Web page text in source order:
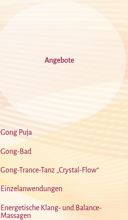
Angebote
Gong Puja
Gong-Bad
Gong-Trance-Tanz „Crystal-Flow“
Einzelanwendungen
Energetische Klang- und Balance-
Massagen